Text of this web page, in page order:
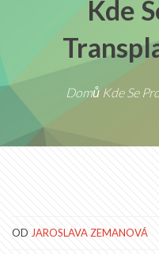
Kde
Domů Kde Se
OD JAROSLAVA ZEMANOVÁ